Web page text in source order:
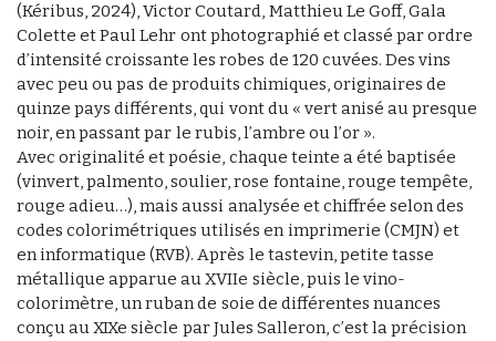
(Kéribus, 2024), Victor Coutard, Matthieu Le Goff, Gala
Colette et Paul Lehr ont photographié et classé par ordre
d’intensité croissante les robes de 120 cuvées. Des vins
avec peu ou pas de produits chimiques, originaires de
quinze pays différents, qui vont du « vert anisé au presque
noir, en passant par le rubis, l’ambre ou l’or ».
Avec originalité et poésie, chaque teinte a été baptisée
(vinvert, palmento, soulier, rose fontaine, rouge tempête,
rouge adieu…), mais aussi analysée et chiffrée selon des
codes colorimétriques utilisés en imprimerie (CMJN) et
en informatique (RVB). Après le tastevin, petite tasse
métallique apparue au XVIIe siècle, puis le vino-
colorimètre, un ruban de soie de différentes nuances
conçu au XIXe siècle par Jules Salleron, c’est la précision